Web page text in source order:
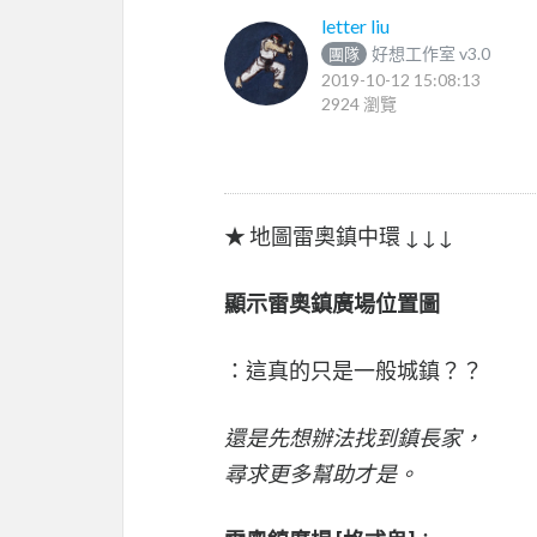
letter liu
團隊
好想工作室 v3.0
2019-10-12 15:08:13
2924 瀏覽
★ 地圖雷奧鎮中環 ↓↓↓
顯示雷奧鎮廣場位置圖
：這真的只是一般城鎮？？
還是先想辦法找到鎮長家，
尋求更多幫助才是。